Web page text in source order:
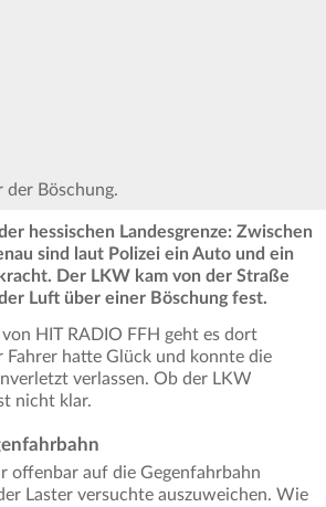
der Böschung.
hessischen Landesgrenze: Zwischen
sind laut Polizei ein Auto und ein
Der LKW kam von der Straße
Luft über einer Böschung fest.
HIT RADIO FFH geht es dort
hatte Glück und konnte die
verlassen. Ob der LKW
nicht klar.
offenbar auf die Gegenfahrbahn
Laster versuchte auszuweichen. Wie